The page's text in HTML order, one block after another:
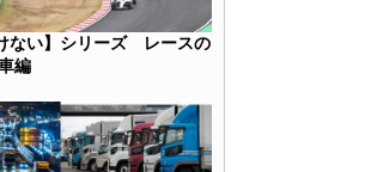
ない】シリーズ レースの
編